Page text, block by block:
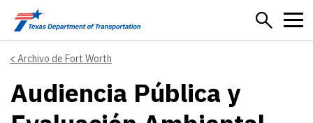
Skip to main content
Archivo de Fort Worth
Audiencia Pública y